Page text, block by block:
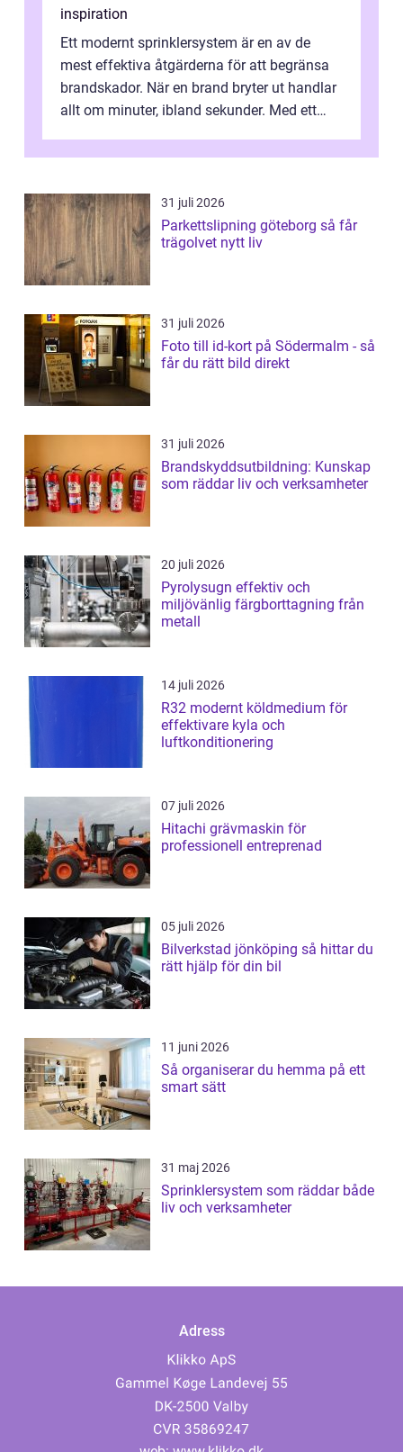
inspiration
Ett modernt sprinklersystem är en av de
mest effektiva åtgärderna för att begränsa
brandskador. När en brand bryter ut handlar
allt om minuter, ibland sekunder. Med ett
31 juli 2026
Parkettslipning göteborg så får
trägolvet nytt liv
31 juli 2026
Foto till id-kort på Södermalm - så
får du rätt bild direkt
31 juli 2026
Brandskyddsutbildning: Kunskap
som räddar liv och verksamheter
20 juli 2026
Pyrolysugn effektiv och
miljövänlig färgborttagning från
metall
14 juli 2026
R32 modernt köldmedium för
effektivare kyla och
luftkonditionering
07 juli 2026
Hitachi grävmaskin för
professionell entreprenad
05 juli 2026
Bilverkstad jönköping så hittar du
rätt hjälp för din bil
11 juni 2026
Så organiserar du hemma på ett
smart sätt
31 maj 2026
Sprinklersystem som räddar både
liv och verksamheter
Adress